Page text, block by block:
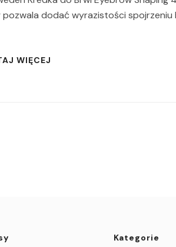
dodać wyrazistości
WIĘCEJ
Kategorie